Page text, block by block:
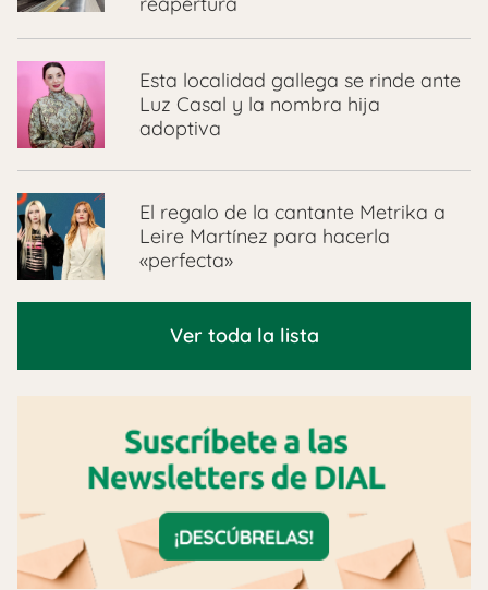
Esta localidad gallega se rinde ante
Luz Casal y la nombra hija
adoptiva
El regalo de la cantante Metrika a
Leire Martínez para hacerla
«perfecta»
Ver toda la lista